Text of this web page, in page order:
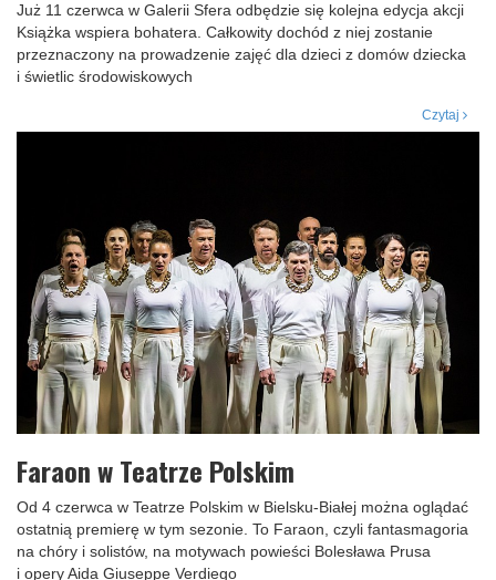
Już 11 czerwca w Galerii Sfera odbędzie się kolejna edycja akcji
Książka wspiera bohatera. Całkowity dochód z niej zostanie
przeznaczony na prowadzenie zajęć dla dzieci z domów dziecka
i świetlic środowiskowych
Czytaj
Faraon w Teatrze Polskim
Od 4 czerwca w Teatrze Polskim w Bielsku-Białej można oglądać
ostatnią premierę w tym sezonie. To Faraon, czyli fantasmagoria
na chóry i solistów, na motywach powieści Bolesława Prusa
i opery Aida Giuseppe Verdiego